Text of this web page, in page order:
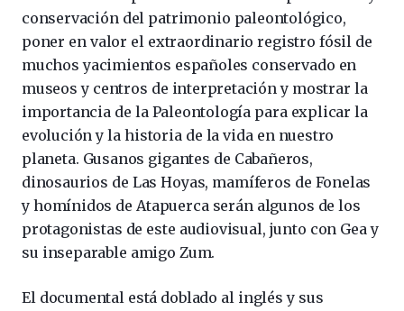
conservación del patrimonio paleontológico,
poner en valor el extraordinario registro fósil de
muchos yacimientos españoles conservado en
museos y centros de interpretación y mostrar la
importancia de la Paleontología para explicar la
evolución y la historia de la vida en nuestro
planeta. Gusanos gigantes de Cabañeros,
dinosaurios de Las Hoyas, mamíferos de Fonelas
y homínidos de Atapuerca serán algunos de los
protagonistas de este audiovisual, junto con Gea y
su inseparable amigo Zum.
El documental está doblado al inglés y sus